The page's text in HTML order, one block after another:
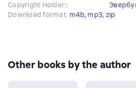
Copyright Holder::
Download format: m4b, mp3, zip
Other books by the author